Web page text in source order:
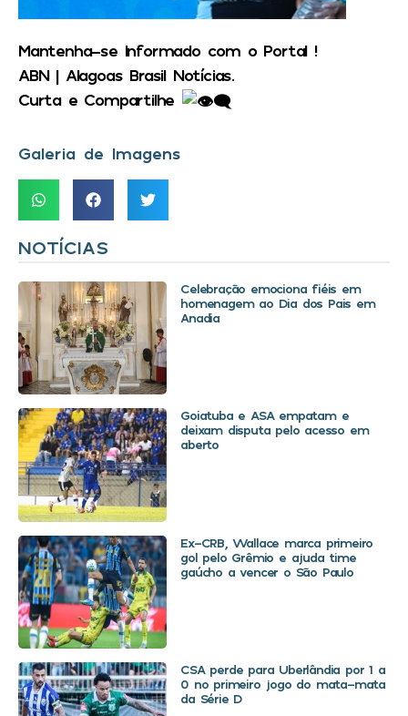
Mantenha-se Informado com o Portal !
ABN | Alagoas Brasil Notícias.
Curta e Compartilhe
Galeria de Imagens
NOTÍCIAS
Celebração emociona fiéis em
homenagem ao Dia dos Pais em
Anadia
Goiatuba e ASA empatam e
deixam disputa pelo acesso em
aberto
Ex-CRB, Wallace marca primeiro
gol pelo Grêmio e ajuda time
gaúcho a vencer o São Paulo
CSA perde para Uberlândia por 1 a
0 no primeiro jogo do mata-mata
da Série D